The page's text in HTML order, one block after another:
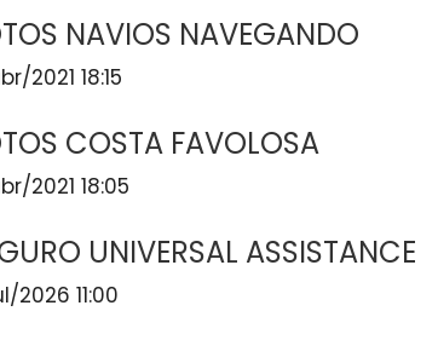
NAVIOS NAVEGANDO
2021 18:15
COSTA FAVOLOSA
2021 18:05
UNIVERSAL ASSISTANCE
2026 11:00